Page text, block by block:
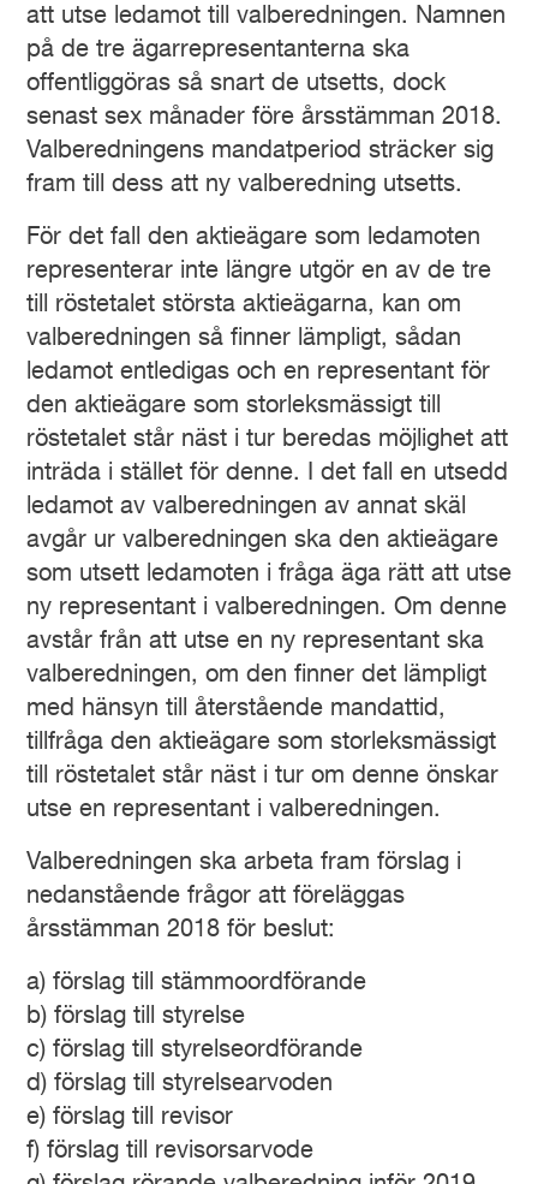
att utse ledamot till valberedningen. Namnen
på de tre ägarrepresentanterna ska
offentliggöras så snart de utsetts, dock
senast sex månader före årsstämman 2018.
Valberedningens mandatperiod sträcker sig
fram till dess att ny valberedning utsetts.
För det fall den aktieägare som ledamoten
representerar inte längre utgör en av de tre
till röstetalet största aktieägarna, kan om
valberedningen så finner lämpligt, sådan
ledamot entledigas och en representant för
den aktieägare som storleksmässigt till
röstetalet står näst i tur beredas möjlighet att
inträda i stället för denne. I det fall en utsedd
ledamot av valberedningen av annat skäl
avgår ur valberedningen ska den aktieägare
som utsett ledamoten i fråga äga rätt att utse
ny representant i valberedningen. Om denne
avstår från att utse en ny representant ska
valberedningen, om den finner det lämpligt
med hänsyn till återstående mandattid,
tillfråga den aktieägare som storleksmässigt
till röstetalet står näst i tur om denne önskar
utse en representant i valberedningen.
Valberedningen ska arbeta fram förslag i
nedanstående frågor att föreläggas
årsstämman 2018 för beslut:
a) förslag till stämmoordförande
b) förslag till styrelse
c) förslag till styrelseordförande
d) förslag till styrelsearvoden
e) förslag till revisor
f) förslag till revisorsarvode